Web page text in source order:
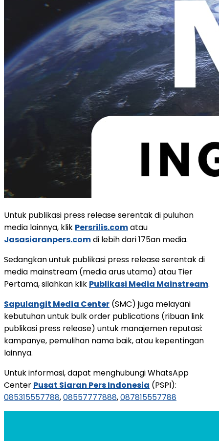
Untuk publikasi press release serentak di puluhan
media lainnya, klik Persrilis.comatau
Jasasiaranpers.comdi lebih dari 175an media.
Sedangkan untuk publikasi press release serentak di
media mainstream (media arus utama) atau Tier
Pertama, silahkan klik Publikasi Media Mainstream.
Sapulangit Media Center (SMC) juga melayani
kebutuhan untuk bulk order publications (ribuan link
publikasi press release) untuk manajemen reputasi:
kampanye, pemulihan nama baik, atau kepentingan
lainnya.
Untuk informasi, dapat menghubungi WhatsApp
Center Pusat Siaran Pers Indonesia (PSPI):
085315557788,08557777888,087815557788